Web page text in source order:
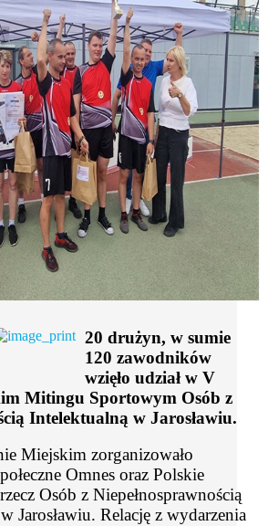
20 drużyn, w sumie
120 zawodników
wzięło udział w V
Mitingu Sportowym Osób z
Intelektualną w Jarosławiu.
Miejskim zorganizowało
Omnes oraz Polskie
Osób z Niepełnosprawnością
Jarosławiu. Relację z wydarzenia